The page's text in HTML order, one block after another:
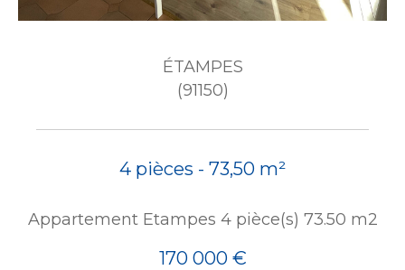
ÉTAMPES
(91150)
4 pièces - 73,50 m²
Appartement Etampes 4 pièce(s) 73.50 m2
170 000 €